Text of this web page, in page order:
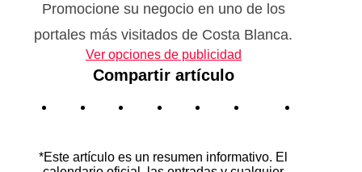
Promocione su negocio en uno de los
portales más visitados de Costa Blanca.
Ver opciones de publicidad
Compartir artículo
*Este artículo es un resumen informativo. El